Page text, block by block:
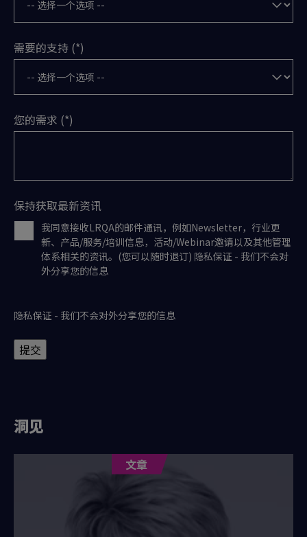
需要的支持
您的需求
保持获取最新资讯
我同意接收LRQA的邮件通讯，例如Newsletter，行业更
新、产品/服务/培训信息，活动/Webinar邀请以及其他管理
体系相关的资讯。(您可以随时退订) 隐私保证 - 我们不会对
外分享您的信息
隐私保证 - 我们不会对外分享您的信息
提交
洞见
文章